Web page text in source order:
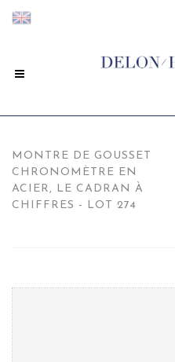
MONTRE DE GOUSSET
CHRONOMÈTRE EN
ACIER, LE CADRAN À
CHIFFRES - LOT 274